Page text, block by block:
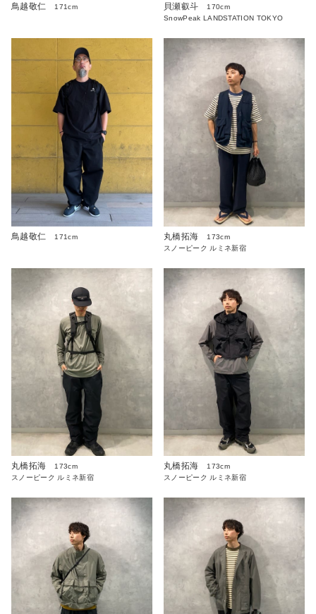
鳥越敬仁 171cm 貝瀬叡斗
170cm
SnowPeak LANDSTATION TOKYO
鳥越敬仁 171cm 丸橋拓海
173cm
スノーピーク ルミネ新宿
丸橋拓海
173cm
スノーピーク ルミネ新宿
丸橋拓海
173cm
スノーピーク ルミネ新宿